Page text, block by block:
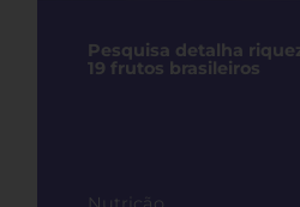
Pesquisa detalha
19 frutos brasileiros